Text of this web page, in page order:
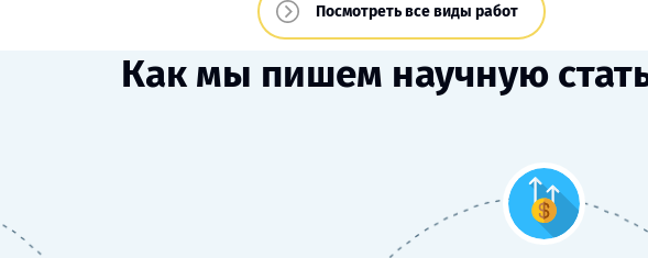
Посмотреть все виды работ
Как мы пишем научную